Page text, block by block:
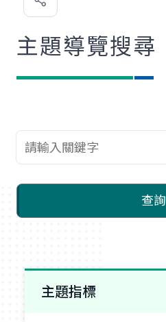
歡
主題導覽搜尋
查詢關鍵字
查詢
主題指標